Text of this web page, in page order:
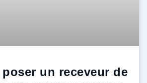
un receveur de